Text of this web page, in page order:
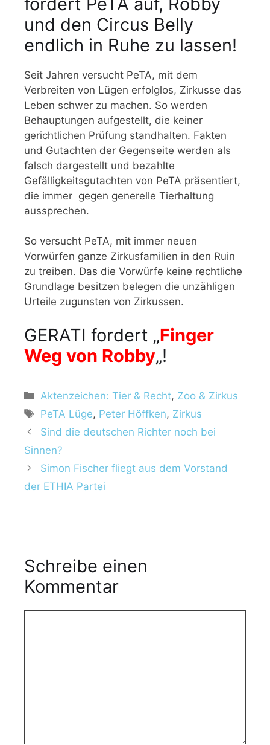
und den Circus Belly
endlich in Ruhe zu lassen!
Seit Jahren versucht PeTA, mit dem
Verbreiten von Lügen erfolglos, Zirkusse das
Leben schwer zu machen. So werden
Behauptungen aufgestellt, die keiner
gerichtlichen Prüfung standhalten. Fakten
und Gutachten der Gegenseite werden als
falsch dargestellt und bezahlte
Gefälligkeitsgutachten von PeTA präsentiert,
die immer gegen generelle Tierhaltung
aussprechen.
So versucht PeTA, mit immer neuen
Vorwürfen ganze Zirkusfamilien in den Ruin
zu treiben. Das die Vorwürfe keine rechtliche
Grundlage besitzen belegen die unzähligen
Urteile zugunsten von Zirkussen.
GERATI fordert „Finger
Weg von Robby„!
Aktenzeichen: Tier & Recht, Zoo & Zirkus
PeTA Lüge, Peter Höffken, Zirkus
Sind die deutschen Richter noch bei
Sinnen?
Simon Fischer fliegt aus dem Vorstand
der ETHIA Partei
Schreibe einen
Kommentar